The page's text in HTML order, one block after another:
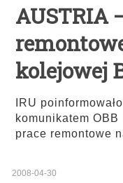
AUSTRIA
kolejowej
IRU
komunikatem
prace remontowe
2008-04-30